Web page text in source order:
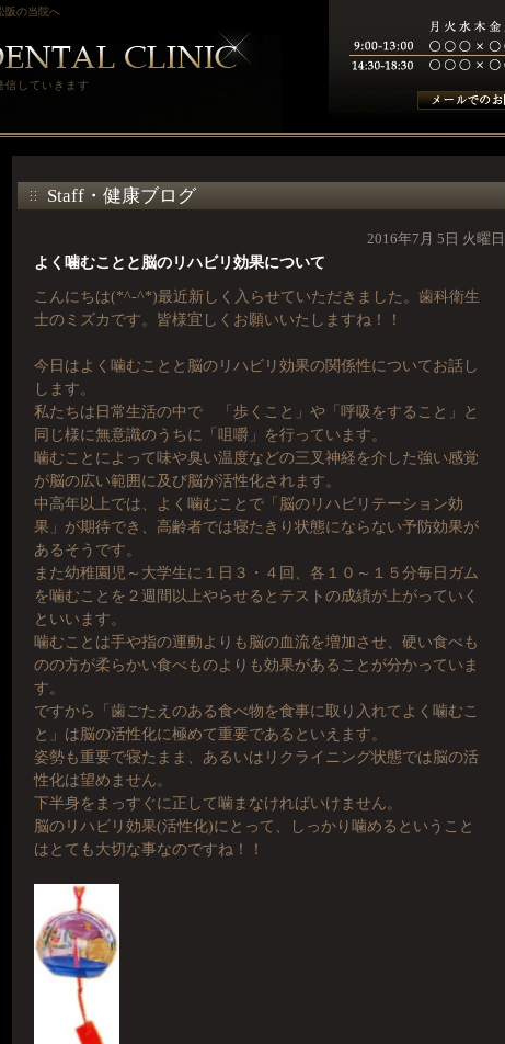
阪の当院へ
信していきます
Staff・健康ブログ
2016年7月 5日 火曜日
よく噛むことと脳のリハビリ効果について
こんにちは(*^-^*)最近新しく入らせていただきました。歯科衛生
士のミズカです。皆様宜しくお願いいたしますね！！
今日はよく噛むことと脳のリハビリ効果の関係性についてお話し
します。
私たちは日常生活の中で 「歩くこと」や「呼吸をすること」と
同じ様に無意識のうちに「咀嚼」を行っています。
噛むことによって味や臭い温度などの三叉神経を介した強い感覚
が脳の広い範囲に及び脳が活性化されます。
中高年以上では、よく噛むことで「脳のリハビリテーション効
果」が期待でき、高齢者では寝たきり状態にならない予防効果が
あるそうです。
また幼稚園児～大学生に１日３・４回、各１０～１５分毎日ガム
を噛むことを２週間以上やらせるとテストの成績が上がっていく
といいます。
噛むことは手や指の運動よりも脳の血流を増加させ、硬い食べも
のの方が柔らかい食べものよりも効果があることが分かっていま
す。
ですから「歯ごたえのある食べ物を食事に取り入れてよく噛むこ
と」は脳の活性化に極めて重要であるといえます。
姿勢も重要で寝たまま、あるいはリクライニング状態では脳の活
性化は望めません。
下半身をまっすぐに正して噛まなければいけません。
脳のリハビリ効果(活性化)にとって、しっかり噛めるということ
はとても大切な事なのですね！！